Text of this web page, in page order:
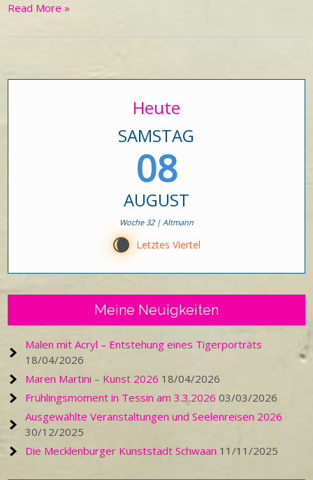
Read More »
Heute
SAMSTAG
08
AUGUST
Woche 32 | Altmann
W Letztes Viertel
Meine Neuigkeiten
Malen mit Acryl – Entstehung eines Tigerporträts
18/04/2026
Maren Martini – Kunst 2026 18/04/2026
Frühlingsmoment in Tessin am 3.3.2026 03/03/2026
Ausgewählte Veranstaltungen und Seelenreisen 2026
30/12/2025
Die Mecklenburger Kunststadt Schwaan 11/11/2025